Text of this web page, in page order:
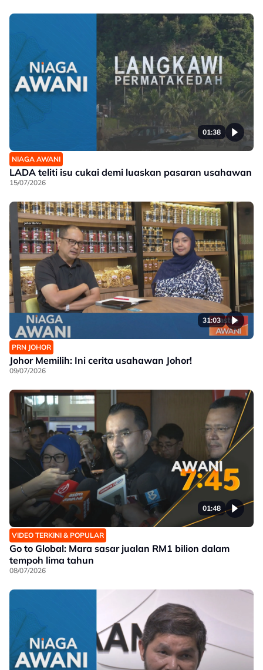
01:38
NIAGA AWANI
LADA teliti isu cukai demi luaskan pasaran usahawan
15/07/2026
31:03
PRN JOHOR
Johor Memilih: Ini cerita usahawan Johor!
09/07/2026
01:48
VIDEO TERKINI & POPULAR
Go to Global: Mara sasar jualan RM1 bilion dalam
tempoh lima tahun
08/07/2026